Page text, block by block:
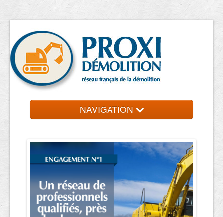
NAVIGATION
Entreprise de démolition